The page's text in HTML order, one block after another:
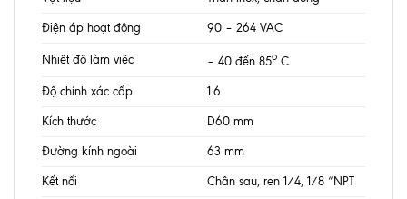
Điện áp hoạt động
90 – 264 VAC
Nhiệt độ làm việc – 40 đến 85o C
Độ chính xác cấp
1.6
Kích thước
D60 mm
Đường kính ngoài
63 mm
Kết nối
Chân sau, ren 1/4, 1/8 “NPT